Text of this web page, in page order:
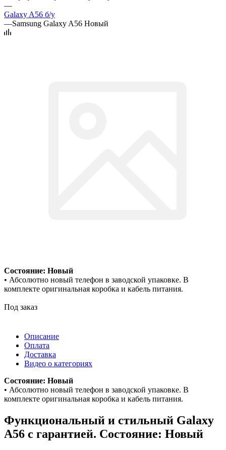
—
Galaxy A56 б/у
—Samsung Galaxy A56 Новый
Состояние: Новый
• Абсолютно новый телефон в заводской упаковке. В
комплекте оригинальная коробка и кабель питания.
Под заказ
Описание
Оплата
Доставка
Видео о категориях
Состояние: Новый
• Абсолютно новый телефон в заводской упаковке. В
комплекте оригинальная коробка и кабель питания.
Функциональный и стильный Galaxy
A56 с гарантией. Состояние: Новый